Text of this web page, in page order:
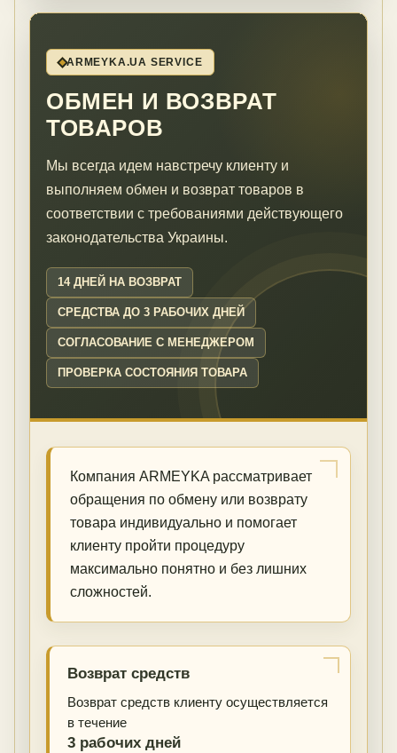
ARMEYKA.UA SERVICE
ОБМЕН И ВОЗВРАТ
ТОВАРОВ
Мы всегда идем навстречу клиенту и
выполняем обмен и возврат товаров в
соответствии с требованиями действующего
законодательства Украины.
14 ДНЕЙ НА ВОЗВРАТ
СРЕДСТВА ДО 3 РАБОЧИХ ДНЕЙ
СОГЛАСОВАНИЕ С МЕНЕДЖЕРОМ
ПРОВЕРКА СОСТОЯНИЯ ТОВАРА
Компания ARMEYKA рассматривает
обращения по обмену или возврату
товара индивидуально и помогает
клиенту пройти процедуру
максимально понятно и без лишних
сложностей.
Возврат средств
Возврат средств клиенту осуществляется
в течение
3 рабочих дней